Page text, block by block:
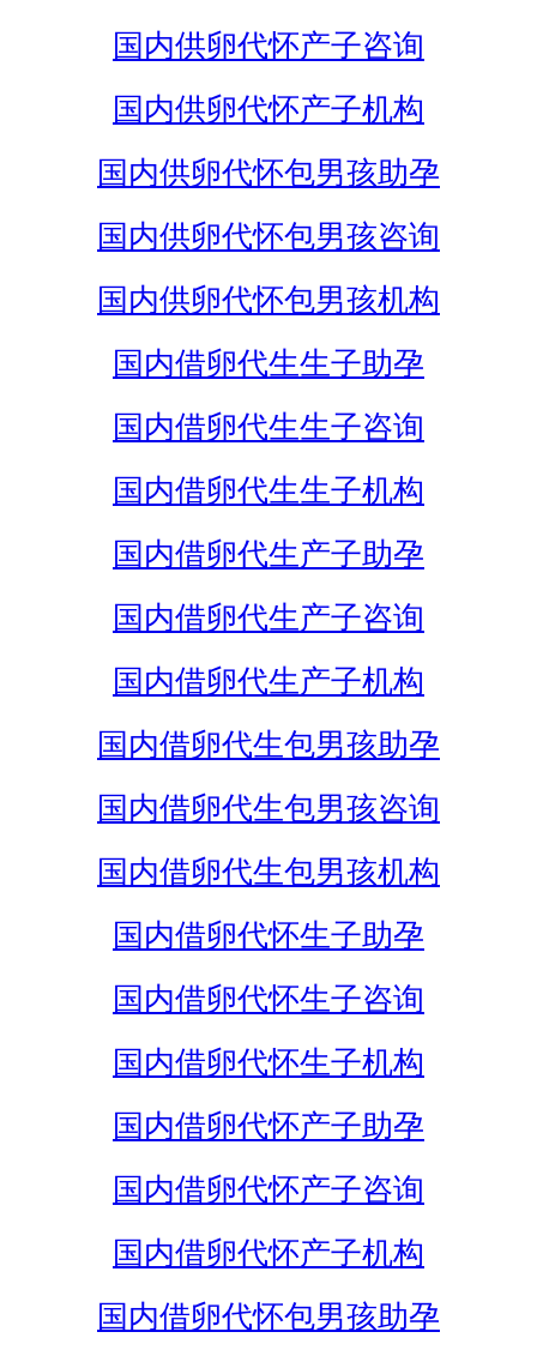
国内供卵代怀产子咨询
国内供卵代怀产子机构
国内供卵代怀包男孩助孕
国内供卵代怀包男孩咨询
国内供卵代怀包男孩机构
国内借卵代生生子助孕
国内借卵代生生子咨询
国内借卵代生生子机构
国内借卵代生产子助孕
国内借卵代生产子咨询
国内借卵代生产子机构
国内借卵代生包男孩助孕
国内借卵代生包男孩咨询
国内借卵代生包男孩机构
国内借卵代怀生子助孕
国内借卵代怀生子咨询
国内借卵代怀生子机构
国内借卵代怀产子助孕
国内借卵代怀产子咨询
国内借卵代怀产子机构
国内借卵代怀包男孩助孕